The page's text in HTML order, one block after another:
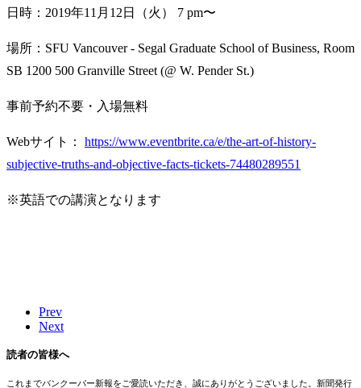
日時：2019年11月12日（火） 7 pm〜
場所：SFU Vancouver - Segal Graduate School of Business, Room
SB 1200 500 Granville Street (@ W. Pender St.)
事前予約不要・入場無料
Webサイト： https://www.eventbrite.ca/e/the-art-of-history-
subjective-truths-and-objective-facts-tickets-74480289551
※英語での講演となります
Prev
Next
読者の皆様へ
これまでバンクーバー新報をご愛読いただき、誠にありがとうございました。新聞発行